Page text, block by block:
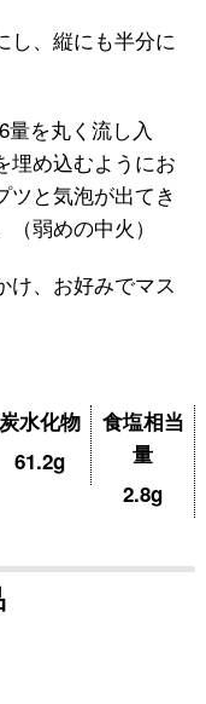
し、縦にも半分に
を丸く流し入
埋め込むようにお
ツと気泡が出てき
弱めの中火）
け、お好みでマス
炭水化物
61.2g
食塩相当
量
2.8g